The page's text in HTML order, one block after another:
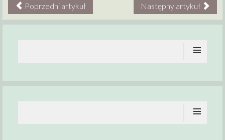
Poprzedni artykuł Następny artykuł
≡
≡